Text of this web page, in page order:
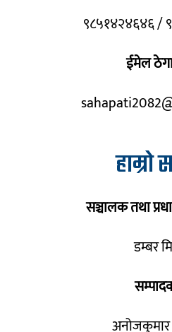
९८५१४२४६४६ /
ईमेल
सञ्चालक तथा
डम्बर
अनोजकुमार